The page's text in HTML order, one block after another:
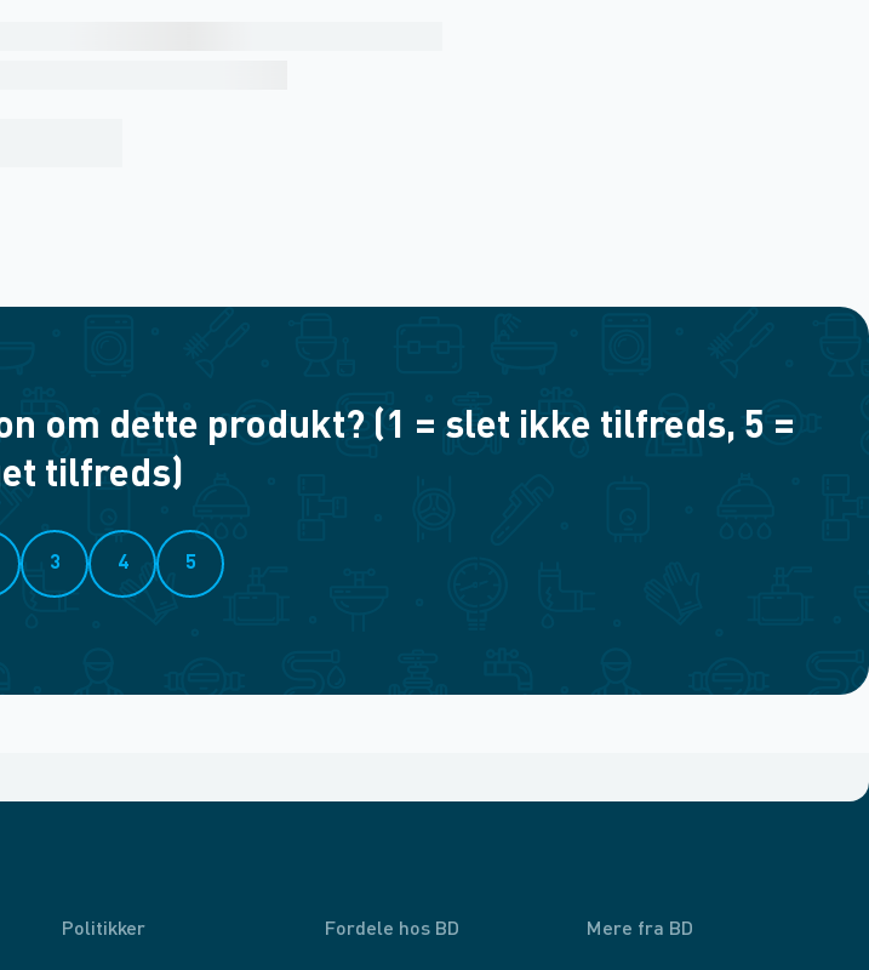
om dette produkt? (1 = slet ikke tilfreds, 5 =
tilfreds)
3 4 5
Politikker Fordele hos BD Mere fra BD